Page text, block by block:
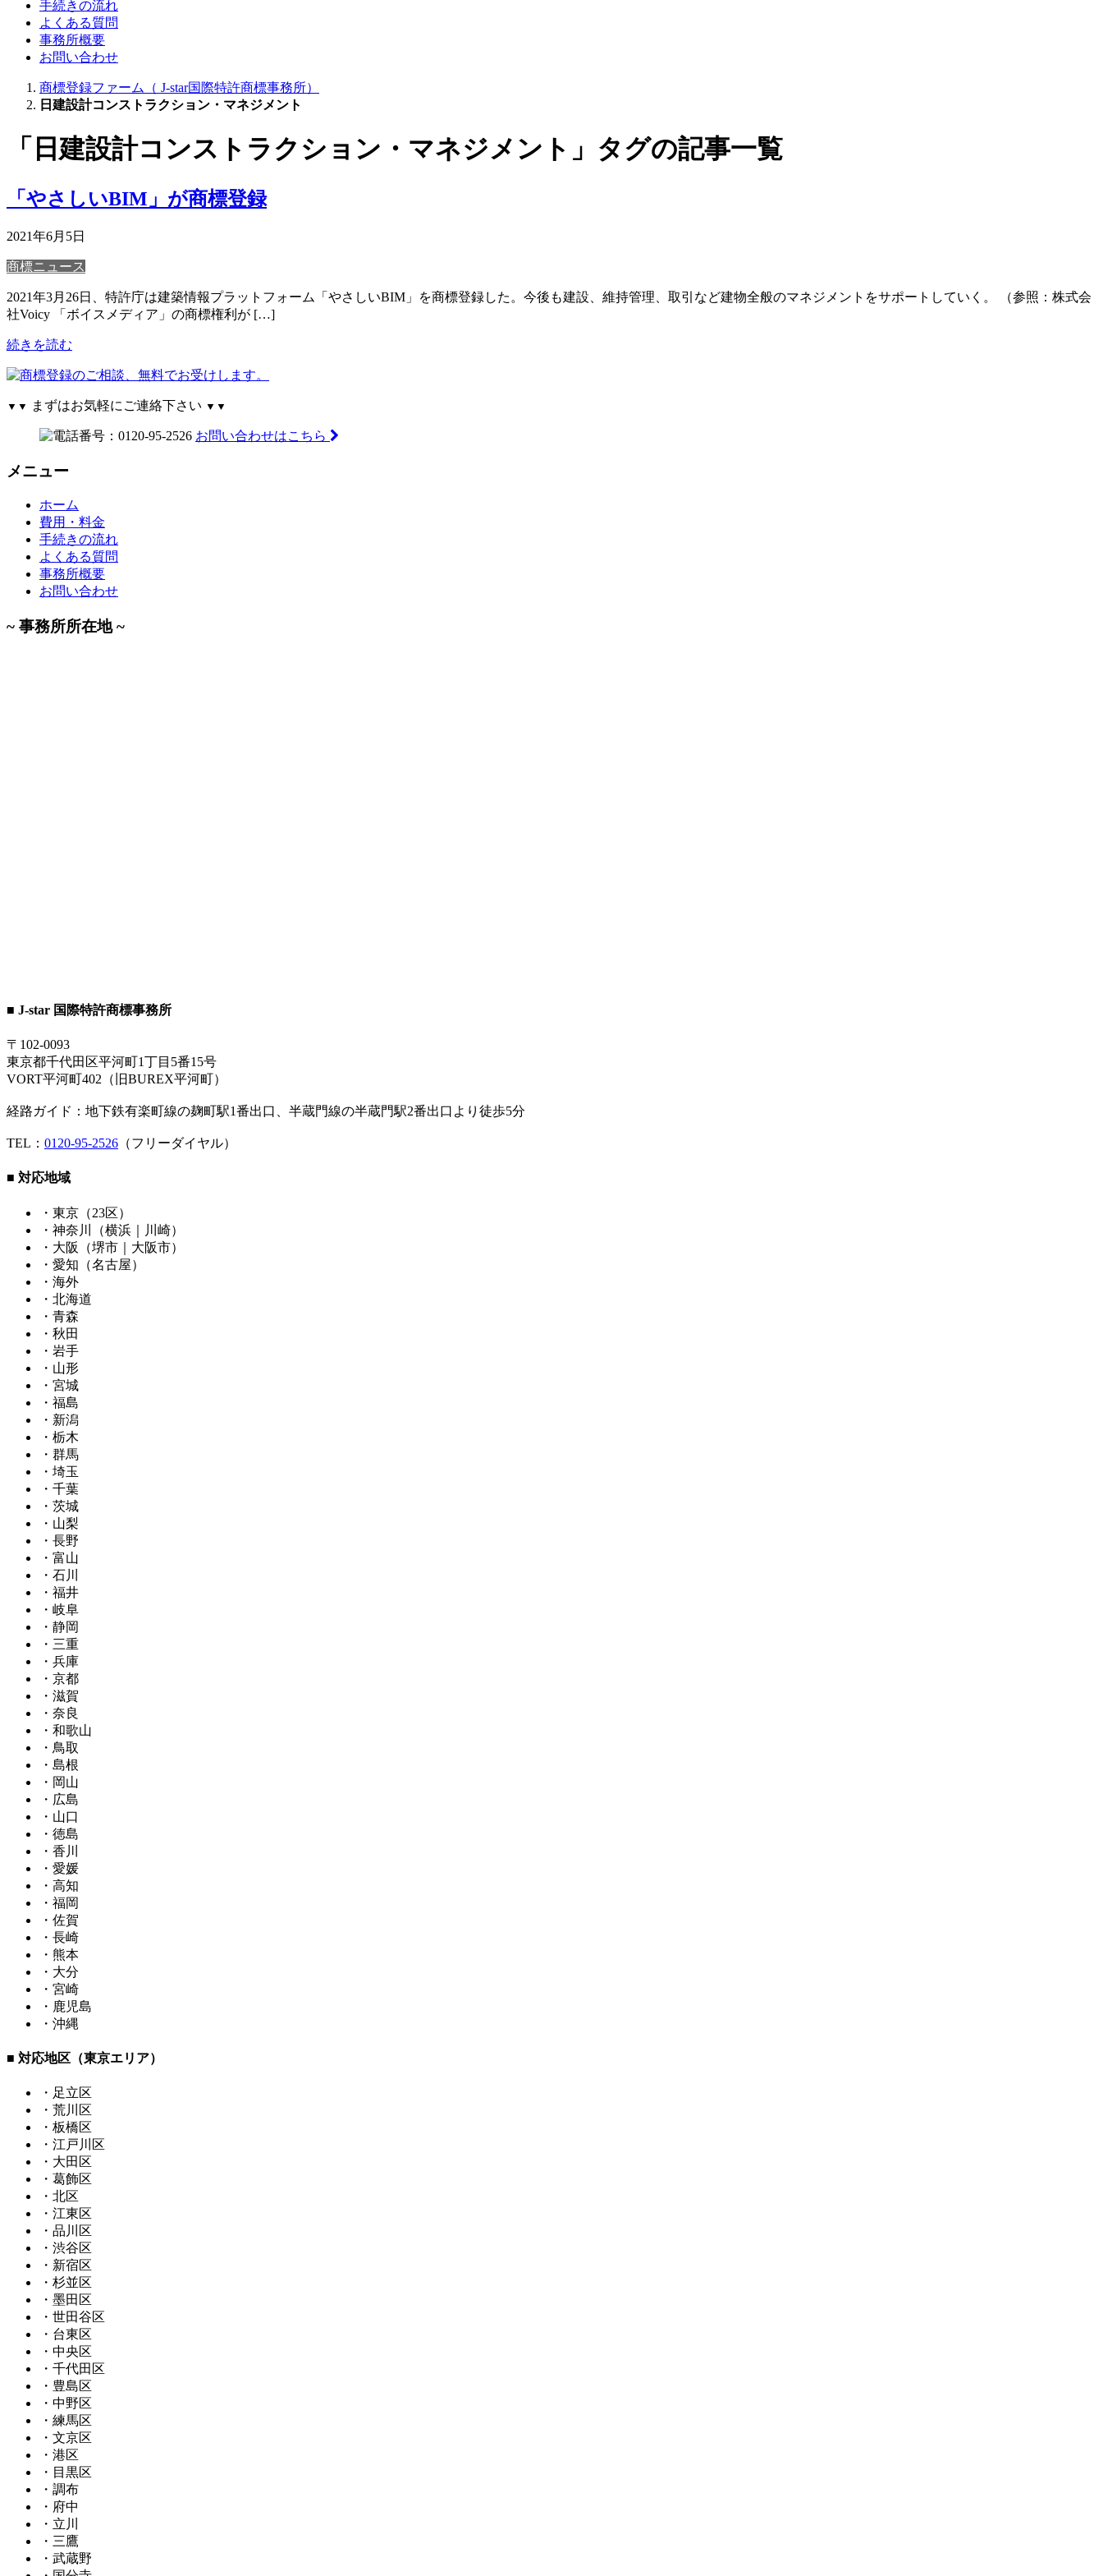
手続きの流れ
よくある質問
事務所概要
お問い合わせ
商標登録ファーム（ J-star国際特許商標事務所）
日建設計コンストラクション・マネジメント
「日建設計コンストラクション・マネジメント」タグの記事一覧
「やさしいBIM」が商標登録
2021年6月5日
商標ニュース
2021年3月26日、特許庁は建築情報プラットフォーム「やさしいBIM」を商標登録した。今後も建設、維持管理、取引など建物全般のマネジメントをサポートしていく。 （参照：株式会
社Voicy 「ボイスメディア」の商標権利が […]
続きを読む
▼▼ まずはお気軽にご連絡下さい ▼▼
お問い合わせはこちら
メニュー
ホーム
費用・料金
手続きの流れ
よくある質問
事務所概要
お問い合わせ
~ 事務所所在地 ~
■ J-star 国際特許商標事務所
〒102-0093
東京都千代田区平河町1丁目5番15号
VORT平河町402（旧BUREX平河町）
経路ガイド：地下鉄有楽町線の麹町駅1番出口、半蔵門線の半蔵門駅2番出口より徒歩5分
TEL： 0120-95-2526 （フリーダイヤル）
■ 対応地域
・東京（23区）
・神奈川（横浜｜川崎）
・大阪（堺市｜大阪市）
・愛知（名古屋）
・海外
・北海道
・青森
・秋田
・岩手
・山形
・宮城
・福島
・新潟
・栃木
・群馬
・埼玉
・千葉
・茨城
・山梨
・長野
・富山
・石川
・福井
・岐阜
・静岡
・三重
・兵庫
・京都
・滋賀
・奈良
・和歌山
・鳥取
・島根
・岡山
・広島
・山口
・徳島
・香川
・愛媛
・高知
・福岡
・佐賀
・長崎
・熊本
・大分
・宮崎
・鹿児島
・沖縄
■ 対応地区（東京エリア）
・足立区
・荒川区
・板橋区
・江戸川区
・大田区
・葛飾区
・北区
・江東区
・品川区
・渋谷区
・新宿区
・杉並区
・墨田区
・世田谷区
・台東区
・中央区
・千代田区
・豊島区
・中野区
・練馬区
・文京区
・港区
・目黒区
・調布
・府中
・立川
・三鷹
・武蔵野